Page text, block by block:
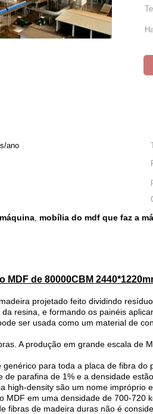
ano
, mobília do mdf que faz a
MDF de 80000CBM
projetado feito dividindo
resina, e formando os painéis
ser usada como um material de
A produção em grande escala de
para toda a placa de fibra
parafina de 1% e a densidade
density são um nome
em uma densidade de 700-
fibras de madeira duras não é